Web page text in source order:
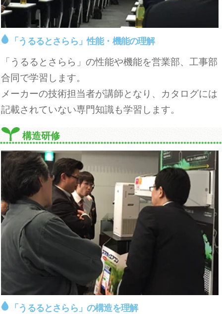
「うるるとさらら」性能・機能の理解
「うるるとさらら」の性能や機能を営業部、工事部
合同で学習します。
メーカーの技術担当者が講師となり、カタログには
記載されていない専門知識も学習します。
構造研修
「うるるとさらら」の構造を理解